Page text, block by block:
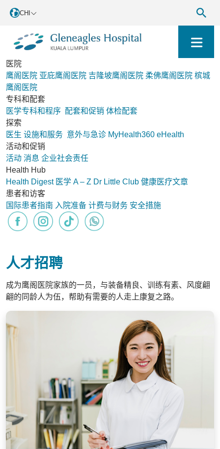
CHI
医院
鹰阁医院 亚庇鹰阁医院 吉隆坡鹰阁医院 柔佛鹰阁医院 槟城
鹰阁医院
专科和配套
医学专科和程序 配套和促销 体检配套
探索
医生 设施和服务 意外与急诊 MyHealth360 eHealth
活动和促销
活动 消息 企业社会责任
Health Hub
Health Digest 医学 A – Z Dr Little Club 健康医疗文章
患者和访客
国际患者指南 入院准备 计费与财务 安全措施
人才招聘
成为鹰阁医院家族的一员，与装备精良、训练有素、风度翩
翩的同龄人为伍，帮助有需要的人走上康复之路。